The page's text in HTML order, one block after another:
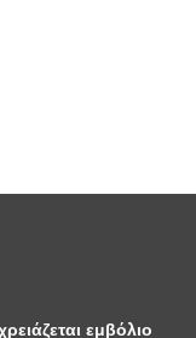
εμβόλιο